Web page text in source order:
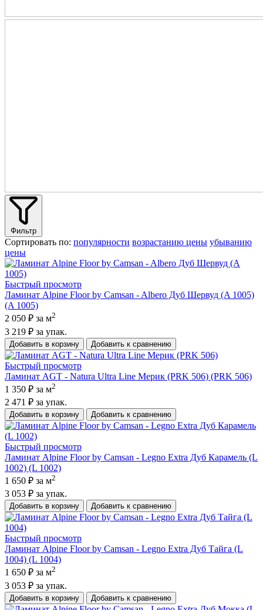
Фильтр
Сортировать по: популярности возрастанию цены убыванию
цены
Быстрый просмотр
Ламинат Alpine Floor by Camsan - Albero Дуб Шервуд (A 1005)
(A 1005)
2 050 ₽ за м2
3 219 ₽ за упак.
Добавить в корзину Добавить к сравнению
Быстрый просмотр
Ламинат AGT - Natura Ultra Line Мерик (PRK 506) (PRK 506)
1 350 ₽ за м2
2 471 ₽ за упак.
Добавить в корзину Добавить к сравнению
Быстрый просмотр
Ламинат Alpine Floor by Camsan - Legno Extra Дуб Карамель (L
1002) (L 1002)
1 650 ₽ за м2
3 053 ₽ за упак.
Добавить в корзину Добавить к сравнению
Быстрый просмотр
Ламинат Alpine Floor by Camsan - Legno Extra Дуб Тайга (L
1004) (L 1004)
1 650 ₽ за м2
3 053 ₽ за упак.
Добавить в корзину Добавить к сравнению